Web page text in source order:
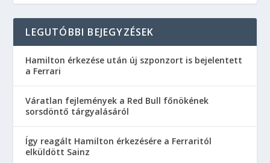
LEGUTÓBBI BEJEGYZÉSEK
Hamilton érkezése után új szponzort is bejelentett
a Ferrari
Váratlan fejlemények a Red Bull főnökének
sorsdöntő tárgyalásáról
Így reagált Hamilton érkezésére a Ferraritól
elküldött Sainz